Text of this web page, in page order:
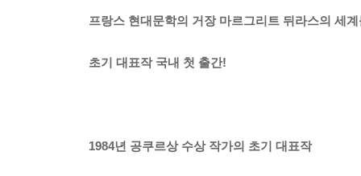
프랑스 현대문학의 거장 마르그리트 뒤라스의 세
초기 대표작 국내 첫 출간!
1984년 공쿠르상 수상 작가의 초기 대표작